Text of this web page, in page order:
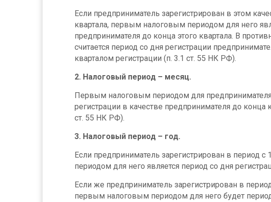
Если предприниматель зарегистрирован в этом
квартала, первым налоговым периодом для него
предпринимателя до конца этого квартала. В
считается период со дня регистрации
кварталом регистрации (п. 3.1 ст. 55 НК РФ).
2. Налоговый период – месяц.
Первым налоговым периодом для
регистрации в качестве предпринимателя до конца
ст. 55 НК РФ).
3. Налоговый период – год.
Если предприниматель зарегистрирован в период
периодом для него является период со дня
Если же предприниматель зарегистрирован в
первым налоговым периодом для него будет